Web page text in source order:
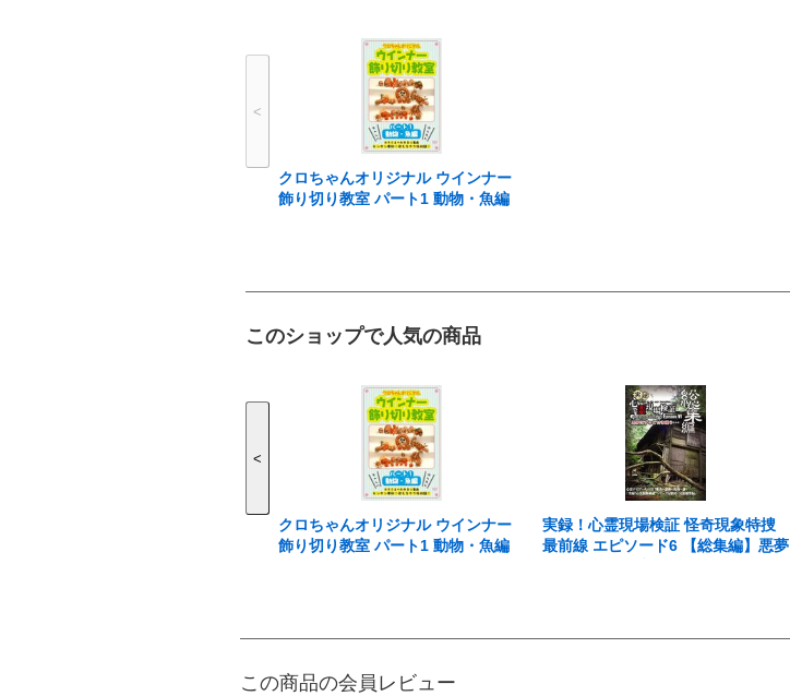
<
クロちゃんオリジナル ウインナー
飾り切り教室 パート1 動物・魚編
このショップで人気の商品
<
クロちゃんオリジナル ウインナー
飾り切り教室 パート1 動物・魚編
実録！心霊現場検証 怪奇現象特捜
最前線 エピソード6 【総集編】悪夢
この商品の会員レビュー